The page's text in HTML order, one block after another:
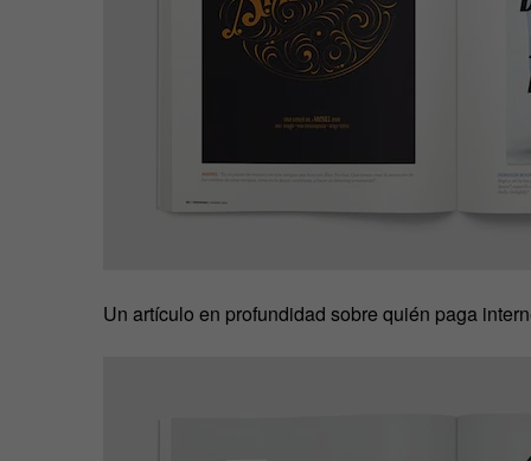
Un artículo en profundidad sobre quién paga